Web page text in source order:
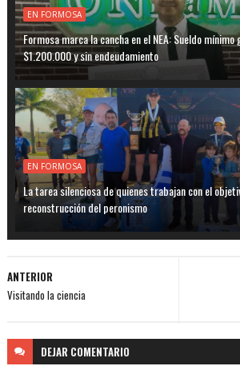
EN FORMOSA
Formosa marca la cancha en el NEA: Sueldo
$1.200.000 y sin endeudamiento
EN FORMOSA
La tarea silenciosa de quienes trabajan con el
reconstrucción del peronismo
ANTERIOR
Visitando la ciencia
DEJAR COMENTARIO